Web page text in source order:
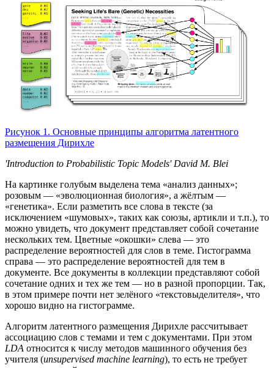
Рисунок 1. Основные принципы алгоритма латентного
размещения Дирихле
'Introduction to Probabilistic Topic Models' David M. Blei
На картинке голубым выделена тема «анализ данных»;
розовым — «эволюционная биология», а жёлтым —
«генетика». Если разметить все слова в тексте (за
исключением «шумовых», таких как союзы, артикли и т.п.), то
можно увидеть, что документ представляет собой сочетание
нескольких тем. Цветные «окошки» слева — это
распределение вероятностей для слов в теме. Гистограмма
справа — это распределение вероятностей для тем в
документе. Все документы в коллекции представляют собой
сочетание одних и тех же тем — но в разной пропорции. Так,
в этом примере почти нет зелёного «текстовыделителя», что
хорошо видно на гистограмме.
Алгоритм латентного размещения Дирихле рассчитывает
ассоциацию слов с темами и тем с документами. При этом
LDA относится к числу методов машинного обучения без
учителя (unsupervised machine learning), то есть не требует